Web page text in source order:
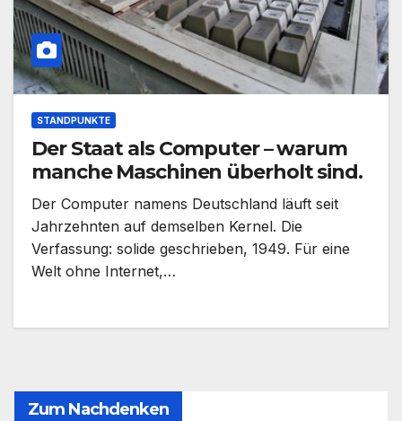
STANDPUNKTE
Der Staat als Computer – warum
manche Maschinen überholt sind.
Der Computer namens Deutschland läuft seit
Jahrzehnten auf demselben Kernel. Die
Verfassung: solide geschrieben, 1949. Für eine
Welt ohne Internet,…
Zum Nachdenken